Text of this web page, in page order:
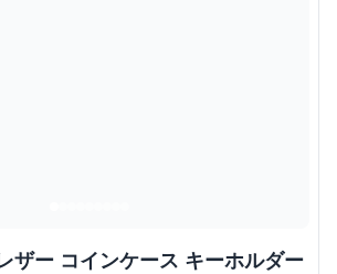
ザー コインケース キーホルダー